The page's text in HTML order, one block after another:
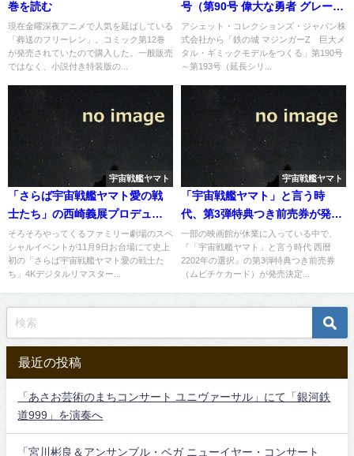
巻を読む
現在金曜深夜アニメで人気を延ばしている
「葬送のフリーレン」。コミック第12巻
が発売されていたので購入した。一般販売
ではなく、小説付き特装版の...
号（第90号 偉大な勇者 グレート
マジンガー 編）
アシェット・コレクションズ・ジャパン株
式会社から「鉄の城 マジンガーZ 巨大メ
タル・ギミックモデルをつくる」第190号
～第193号（延長シリ...
宇宙戦艦ヤマト
「さらば宇宙戦艦ヤマト愛の戦
士たち」の西崎義展プロデュー
サーからの思い出の話、「宇宙
戦艦ヤマト2205新たなる旅立
ち」に携わるスタッフに言いた
そろそろやってくるファミリー劇場のスペ
シャルイベントが11月9日お台場にて史上
初の「さらば宇宙戦艦ヤマト愛の戦士た
ち」4Kデジタルリマスター...
宇宙戦艦ヤマト
「宇宙戦艦ヤマト」と言う時
代、第3弾特典つき前売券が発売
へ
一部の映画館が休業に入っている中で、
『「宇宙戦艦ヤマト」と言う時代 西暦
2202年の選択』の第3弾特典つき前売券
（ムビチケカード）が発売決定...
最近の投稿
「あさお芸術のまちコンサート ユニヴァーサル」にて「銀河鉄
道999」を演奏へ
「宮川彬良＆アンサンブル・ベガ ニューイヤー・コンサート